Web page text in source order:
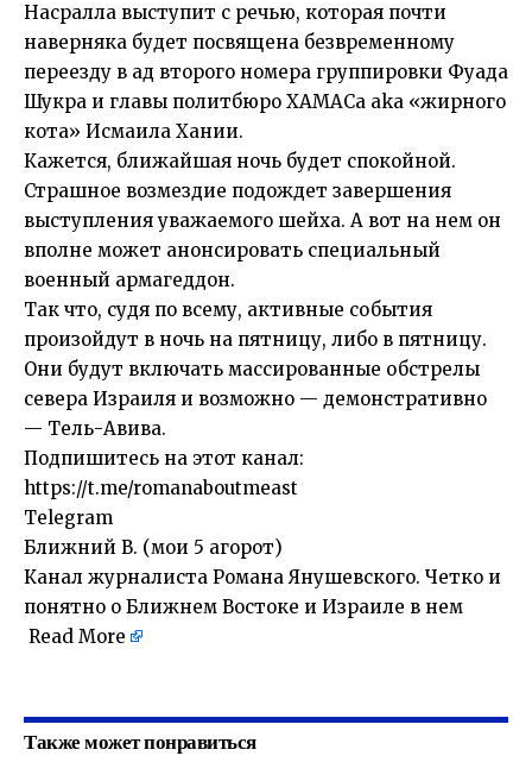
Насралла выступит с речью, которая почти
наверняка будет посвящена безвременному
переезду в ад второго номера группировки Фуада
Шукра и главы политбюро ХАМАСа aka «жирного
кота» Исмаила Хании.
Кажется, ближайшая ночь будет спокойной.
Страшное возмездие подождет завершения
выступления уважаемого шейха. А вот на нем он
вполне может анонсировать специальный
военный армагеддон.
Так что, судя по всему, активные события
произойдут в ночь на пятницу, либо в пятницу.
Они будут включать массированные обстрелы
севера Израиля и возможно — демонстративно
— Тель-Авива.
Подпишитесь на этот канал:
https://t.me/romanaboutmeast
Telegram
Ближний В. (мои 5 агорот)
Канал журналиста Романа Янушевского. Четко и
понятно о Ближнем Востоке и Израиле в нем
Read More
Также может понравиться